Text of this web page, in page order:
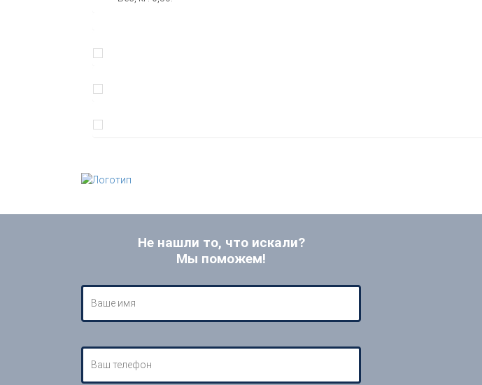
Не нашли то, что искали?
Мы поможем!